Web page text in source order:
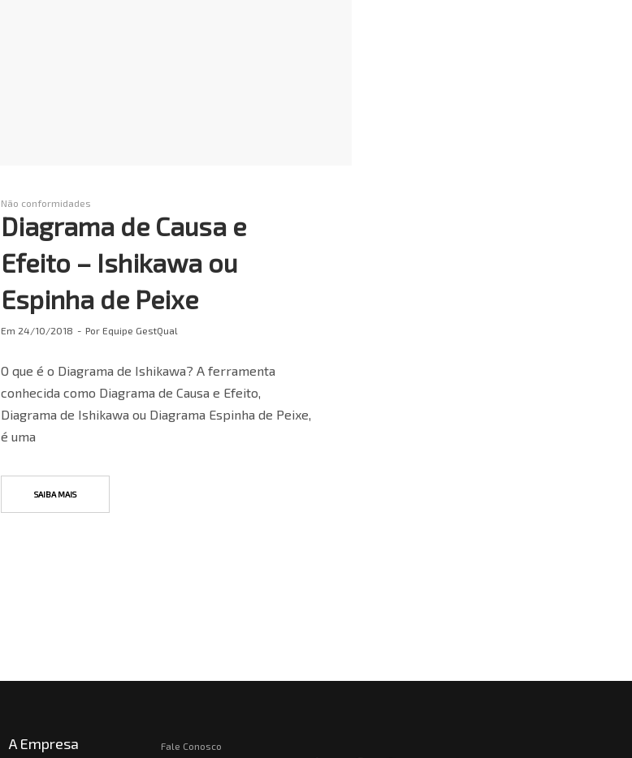
Não conformidades
Diagrama de Causa e
Efeito – Ishikawa ou
Espinha de Peixe
Em 24/10/2018 Por Equipe GestQual
O que é o Diagrama de Ishikawa? A ferramenta
conhecida como Diagrama de Causa e Efeito,
Diagrama de Ishikawa ou Diagrama Espinha de Peixe,
é uma
SAIBA MAIS
A Empresa
Fale Conosco